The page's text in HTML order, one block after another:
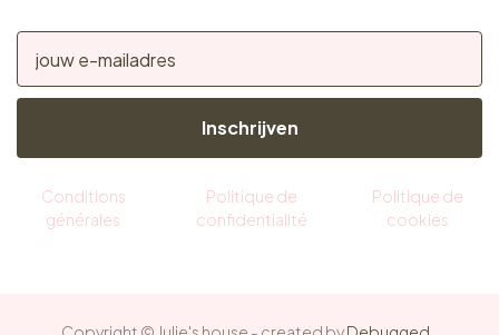
Inschrijven
Conditions
générales
Politique de
confidentialité
Politique de
cookies